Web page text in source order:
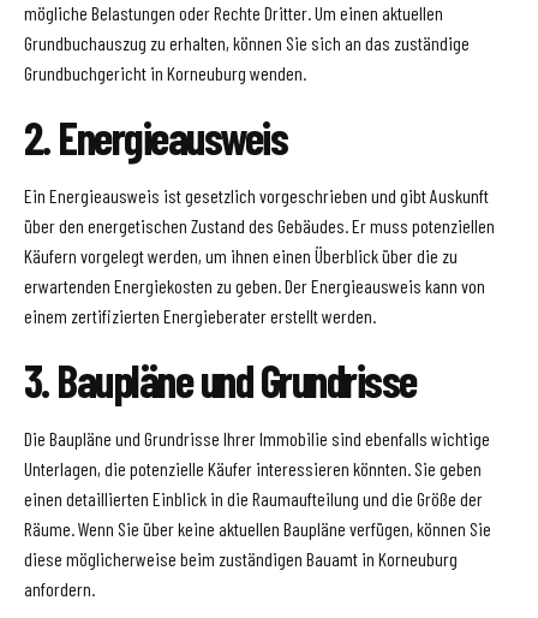
mögliche Belastungen oder Rechte Dritter. Um einen aktuellen
Grundbuchauszug zu erhalten, können Sie sich an das zuständige
Grundbuchgericht in Korneuburg wenden.
2. Energieausweis
Ein Energieausweis ist gesetzlich vorgeschrieben und gibt Auskunft
über den energetischen Zustand des Gebäudes. Er muss potenziellen
Käufern vorgelegt werden, um ihnen einen Überblick über die zu
erwartenden Energiekosten zu geben. Der Energieausweis kann von
einem zertifizierten Energieberater erstellt werden.
3. Baupläne und Grundrisse
Die Baupläne und Grundrisse Ihrer Immobilie sind ebenfalls wichtige
Unterlagen, die potenzielle Käufer interessieren könnten. Sie geben
einen detaillierten Einblick in die Raumaufteilung und die Größe der
Räume. Wenn Sie über keine aktuellen Baupläne verfügen, können Sie
diese möglicherweise beim zuständigen Bauamt in Korneuburg
anfordern.